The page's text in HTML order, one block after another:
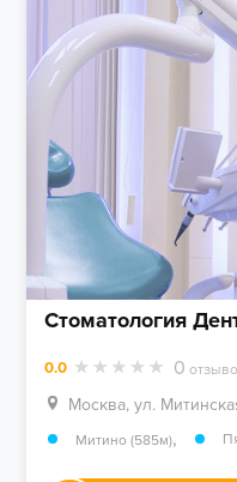
Стоматология
0.0 0
Москва, ул.
Митино (585м),